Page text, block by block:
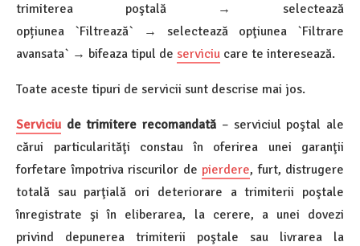
trimiterea poştală → selectează
opțiunea `Filtrează` → selectează opţiunea `Filtrare
avansata` → bifeaza tipul de serviciu care te interesează.
Toate aceste tipuri de servicii sunt descrise mai jos.
Serviciu de trimitere recomandată – serviciul poştal ale
cărui particularităţi constau în oferirea unei garanţii
forfetare împotriva riscurilor de pierdere, furt, distrugere
totală sau parţială ori deteriorare a trimiterii poştale
înregistrate şi în eliberarea, la cerere, a unei dovezi
privind depunerea trimiterii poştale sau livrarea la